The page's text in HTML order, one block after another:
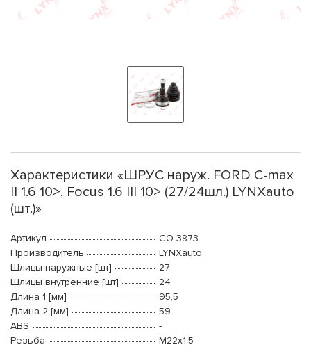
Характеристики «ШРУС наруж. FORD C-max
II 1.6 10>, Focus 1.6 III 10> (27/24шл.) LYNXauto
(шт.)»
Артикул
CO-3873
Производитель
LYNXauto
Шлицы наружные [шт]
27
Шлицы внутренние [шт]
24
Длина 1 [мм]
95,5
Длина 2 [мм]
59
ABS
-
Резьба
М22x1,5